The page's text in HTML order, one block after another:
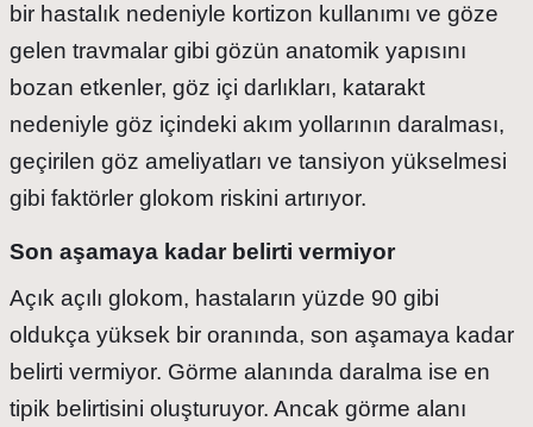
bir hastalık nedeniyle kortizon kullanımı ve göze
gelen travmalar gibi gözün anatomik yapısını
bozan etkenler, göz içi darlıkları, katarakt
nedeniyle göz içindeki akım yollarının daralması,
geçirilen göz ameliyatları ve tansiyon yükselmesi
gibi faktörler glokom riskini artırıyor.
Son aşamaya kadar belirti vermiyor
Açık açılı glokom, hastaların yüzde 90 gibi
oldukça yüksek bir oranında, son aşamaya kadar
belirti vermiyor. Görme alanında daralma ise en
tipik belirtisini oluşturuyor. Ancak görme alanı